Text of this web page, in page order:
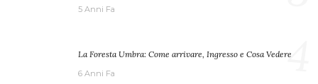
5 Anni Fa
La Foresta Umbra: Come arrivare, Ingresso e Cosa Vedere
6 Anni Fa 4